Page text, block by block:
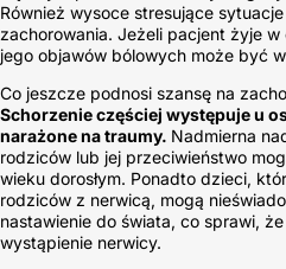
Również wysoce stresujące
zachorowania. Jeżeli pacjent żyje
jego objawów bólowych może być
Co jeszcze podnosi szansę na
Schorzenie częściej występuje u
narażone na traumy. Nadmierna
rodziców lub jej przeciwieństwo
wieku dorosłym. Ponadto dzieci,
rodziców z nerwicą, mogą
nastawienie do świata, co sprawi,
wystąpienie nerwicy.